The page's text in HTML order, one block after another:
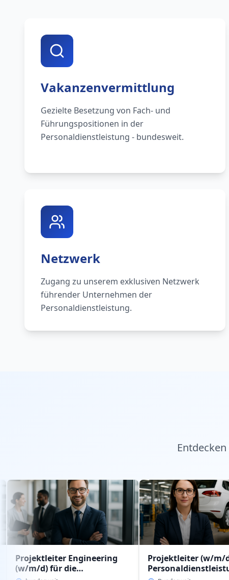
Vakanzenvermittlung
Gezielte Besetzung von Fach- und
Führungspositionen in der
Personaldienstleistung - bundesweit.
Netzwerk
Zugang zu unserem exklusiven Netzwerk
führender Unternehmen der
Personaldienstleistung.
Engineering
für die
Projektleiter (w/m/d)
Personaldienstleistung